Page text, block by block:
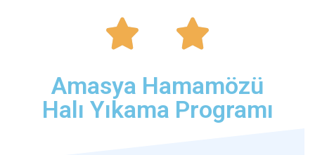


Amasya Hamamözü
Halı Yıkama Programı